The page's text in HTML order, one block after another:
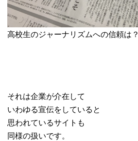
高校生のジャーナリズムへの信頼は？
それは企業が介在して
いわゆる宣伝をしていると
思われているサイトも
同様の扱いです。